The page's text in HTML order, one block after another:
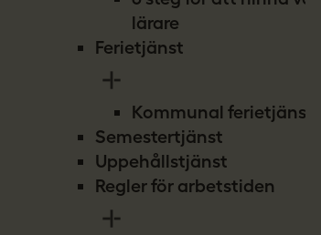
lärare
Ferietjänst
Kommunal ferietjänst
Semestertjänst
Uppehållstjänst
Regler för arbetstiden